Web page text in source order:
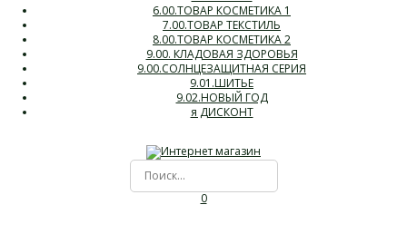
6.00.ТОВАР КОСМЕТИКА 1
7.00.ТОВАР ТЕКСТИЛЬ
8.00.ТОВАР КОСМЕТИКА 2
9.00. КЛАДОВАЯ ЗДОРОВЬЯ
9.00.СОЛНЦЕЗАЩИТНАЯ СЕРИЯ
9.01.ШИТЬЕ
9.02.НОВЫЙ ГОД
я ДИСКОНТ
0